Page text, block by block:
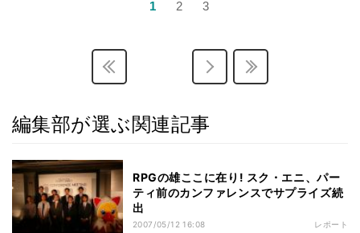
1 2 3
編集部が選ぶ関連記事
RPGの雄ここに在り! スク・エニ、パー
ティ前のカンファレンスでサプライズ続
出
2007/05/12 16:08 レポート